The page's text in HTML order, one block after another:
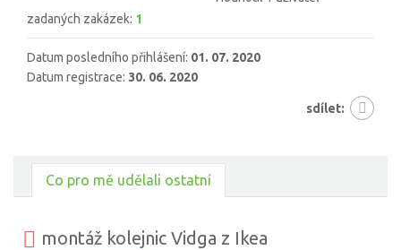
zadaných zakázek: 1
Datum posledního přihlášení: 01. 07. 2020
Datum registrace: 30. 06. 2020
sdílet:
Co pro mě udělali ostatní
montáž kolejnic Vidga z Ikea